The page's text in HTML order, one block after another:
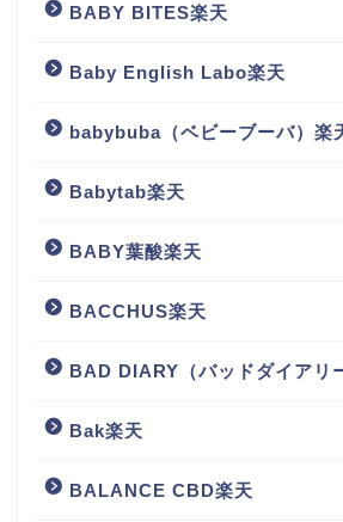
BABY BITES楽天
Baby English Labo楽天
babybuba（ベビーブーバ）楽
Babytab楽天
BABY葉酸楽天
BACCHUS楽天
BAD DIARY（バッドダイアリ
Bak楽天
BALANCE CBD楽天